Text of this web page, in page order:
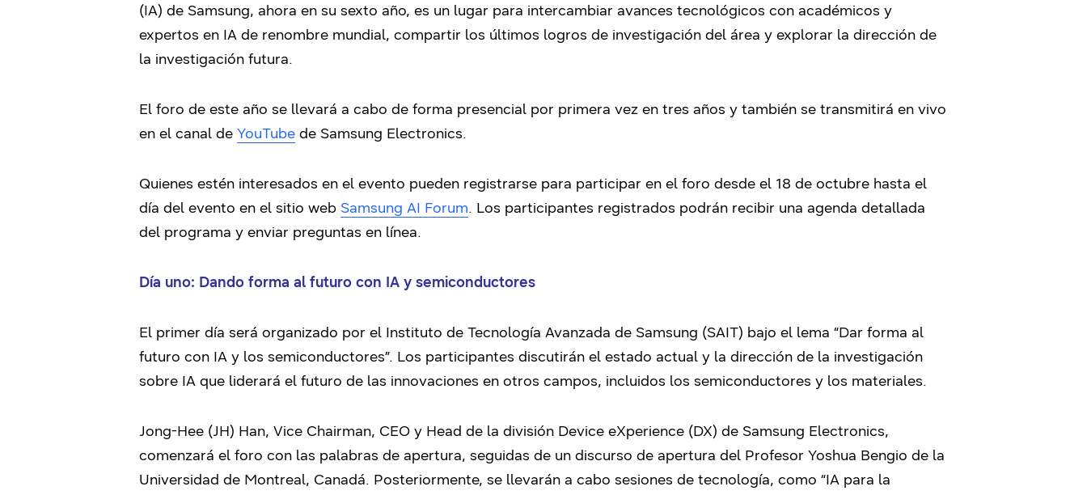
(IA) de Samsung, ahora en su sexto año, es un lugar para intercambiar avances tecnológicos con académicos y
expertos en IA de renombre mundial, compartir los últimos logros de investigación del área y explorar la dirección de
la investigación futura.
El foro de este año se llevará a cabo de forma presencial por primera vez en tres años y también se transmitirá en vivo
en el canal de YouTube de Samsung Electronics.
Quienes estén interesados en el evento pueden registrarse para participar en el foro desde el 18 de octubre hasta el
día del evento en el sitio web Samsung AI Forum. Los participantes registrados podrán recibir una agenda detallada
del programa y enviar preguntas en línea.
Día uno: Dando forma al futuro con IA y semiconductores
El primer día será organizado por el Instituto de Tecnología Avanzada de Samsung (SAIT) bajo el lema “Dar forma al
futuro con IA y los semiconductores”. Los participantes discutirán el estado actual y la dirección de la investigación
sobre IA que liderará el futuro de las innovaciones en otros campos, incluidos los semiconductores y los materiales.
Jong-Hee (JH) Han, Vice Chairman, CEO y Head de la división Device eXperience (DX) de Samsung Electronics,
comenzará el foro con las palabras de apertura, seguidas de un discurso de apertura del Profesor Yoshua Bengio de la
Universidad de Montreal, Canadá. Posteriormente, se llevarán a cabo sesiones de tecnología, como “IA para la